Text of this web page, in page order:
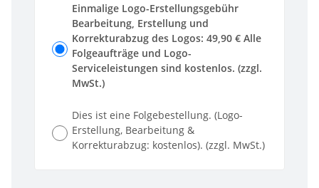
Einmalige Logo-Erstellungsgebühr
Bearbeitung, Erstellung und
Korrekturabzug des Logos: 49,90 € Alle
Folgeaufträge und Logo-
Serviceleistungen sind kostenlos. (zzgl.
MwSt.)
Dies ist eine Folgebestellung. (Logo-
Erstellung, Bearbeitung &
Korrekturabzug: kostenlos). (zzgl. MwSt.)